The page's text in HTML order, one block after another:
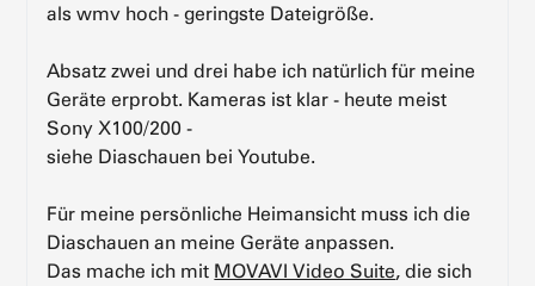
als wmv hoch - geringste Dateigröße.
Absatz zwei und drei habe ich natürlich für meine
Geräte erprobt. Kameras ist klar - heute meist
Sony X100/200 -
siehe Diaschauen bei Youtube.
Für meine persönliche Heimansicht muss ich die
Diaschauen an meine Geräte anpassen.
Das mache ich mit MOVAVI Video Suite, die sich